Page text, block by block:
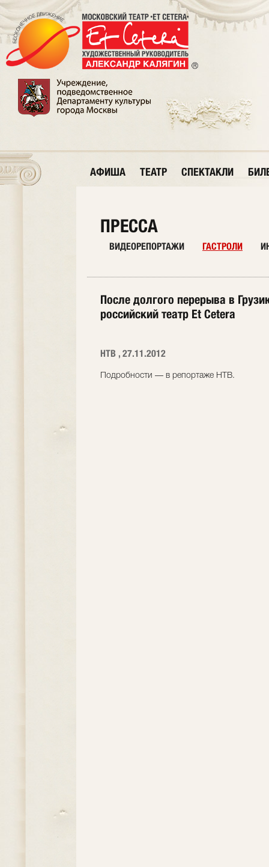
АФИША ТЕАТР СПЕКТАКЛИ
ПРЕССА
ВИДЕОРЕПОРТАЖИ ГАСТРОЛИ
После долгого перерыва в
российский театр Et Cetera
НТВ , 27.11.2012
Подробности — в репортаже НТВ.